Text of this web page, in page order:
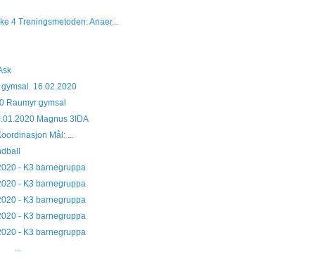
4 Treningsmetoden: Anaer...
16.02.2020
Raumyr gymsal
Magnus 3IDA
Mål: ...
- K3 barnegruppa
- K3 barnegruppa
- K3 barnegruppa
- K3 barnegruppa
- K3 barnegruppa